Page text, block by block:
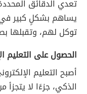
تعدي الدقائق
يساهم بشكلٍ كبير في
توكل لهم، وتقبلها
الحصول على التعليم
أصبح التعليم
الذكي، جزءًا لا يتجزأ